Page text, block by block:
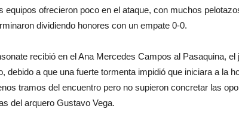
equipos ofrecieron poco en el ataque, con muchos
dividiendo honores con un empate 0-0.
recibió en el Ana Mercedes Campos al Pasaquina,
debido a que una fuerte tormenta impidió que iniciara a la
tramos del encuentro pero no supieron concretar las
del arquero Gustavo Vega.